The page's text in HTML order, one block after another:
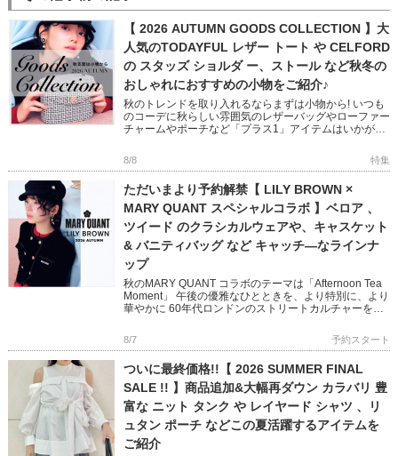
【 2026 AUTUMN GOODS COLLECTION 】大
人気のTODAYFUL レザー トート や CELFORD
の スタッズ ショルダ ー、ストール など秋冬の
おしゃれにおすすめの小物をご紹介♪
秋のトレンドを取り入れるならまずは小物から! いつも
のコーデに秋らしい雰囲気のレザーバッグやローファー
チャームやポーチなど「プラス1」アイテムはいかがで
い小物をピック […]
8/8 特集
ただいまより予約解禁【 LILY BROWN ×
MARY QUANT スペシャルコラボ 】ベロア 、
ツイード のクラシカルウェアや、キャスケット
& バニティバッグ など キャッチ―なラインナ
ップ
秋のMARY QUANT コラボのテーマは「Afternoon Tea
Moment」 午後の優雅なひとときを、より特別に、より
華やかに 60年代ロンドンのストリートカルチャーを象
8/7 予約スタート
ついに最終価格!!【 2026 SUMMER FINAL
SALE !! 】商品追加&大幅再ダウン カラバリ 豊
富な ニット タンク や レイヤード シャツ 、リ
ュタン ポーチ などこの夏活躍するアイテムを
ご紹介